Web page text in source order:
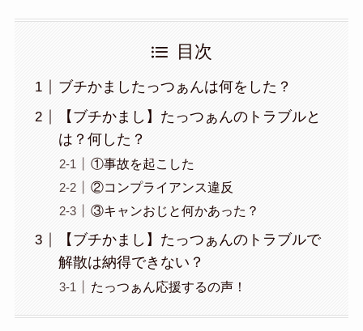
目次
ブチかましたっつぁんは何をした？
【ブチかまし】たっつぁんのトラブルと
は？何した？
①事故を起こした
②コンプライアンス違反
③キャンおじと何かあった？
【ブチかまし】たっつぁんのトラブルで
解散は納得できない？
たっつぁん応援するの声！